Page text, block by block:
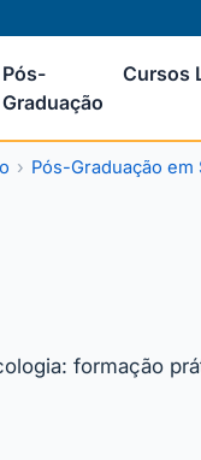
Pós-
Graduação
Cursos
Pós-Graduação
formação